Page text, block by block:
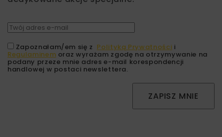
Zapoznałam/em się z Polityką Prywatności i
Regulaminem oraz wyrażam zgodę na otrzymywanie na
podany przeze mnie adres e-mail korespondencji
handlowej w postaci newslettera.
ZAPISZ MNIE